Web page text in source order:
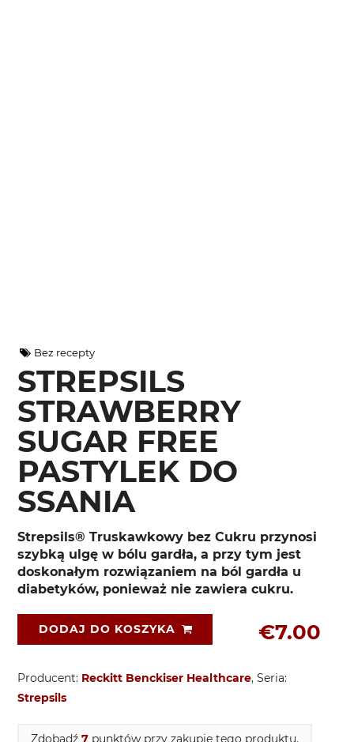
Bez recepty
STREPSILS
STRAWBERRY
SUGAR FREE
PASTYLEK DO
SSANIA
Strepsils® Truskawkowy bez Cukru przynosi
szybką ulgę w bólu gardła, a przy tym jest
doskonałym rozwiązaniem na ból gardła u
diabetyków, ponieważ nie zawiera cukru.
€7.00
DODAJ DO KOSZYKA
Producent: Reckitt Benckiser Healthcare, Seria:
Strepsils
Zdobądź 7 punktów przy zakupie tego produktu.